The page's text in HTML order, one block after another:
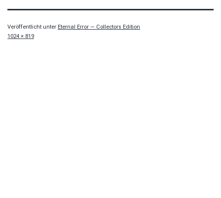
Veröffentlicht unter Eternal Error — Collectors Edition
Originalgröße
1024 × 819